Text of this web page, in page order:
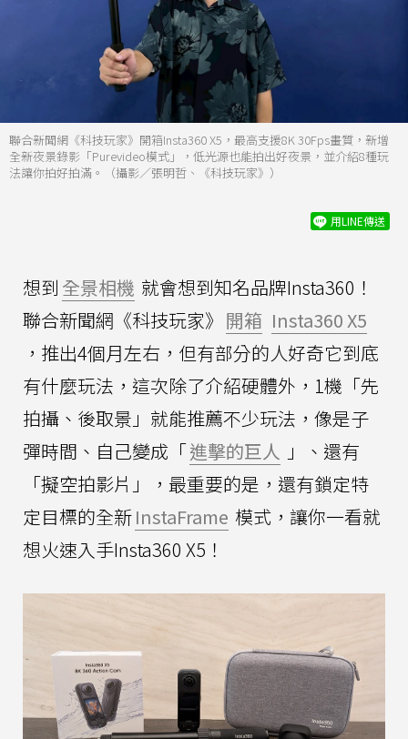
聯合新聞網《科技玩家》開箱Insta360 X5，最高支援8K 30Fps畫質，新增
全新夜景錄影「Purevideo模式」，低光源也能拍出好夜景，並介紹8種玩
法讓你拍好拍滿。（攝影／張明哲、《科技玩家》）
用LINE傳送
想到 全景相機 就會想到知名品牌Insta360！
聯合新聞網《科技玩家》 開箱 Insta360 X5
，推出4個月左右，但有部分的人好奇它到底
有什麼玩法，這次除了介紹硬體外，1機「先
拍攝、後取景」就能推薦不少玩法，像是子
彈時間、自己變成「進擊的巨人 」、還有
「擬空拍影片」，最重要的是，還有鎖定特
定目標的全新InstaFrame 模式，讓你一看就
想火速入手Insta360 X5！